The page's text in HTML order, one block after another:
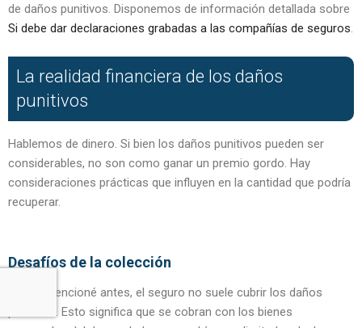
de daños punitivos. Disponemos de información detallada sobre
Si debe dar declaraciones grabadas a las compañías de seguros.
La realidad financiera de los daños
punitivos
Hablemos de dinero. Si bien los daños punitivos pueden ser
considerables, no son como ganar un premio gordo. Hay
consideraciones prácticas que influyen en la cantidad que podría
recuperar.
Desafíos de la colección
Como mencioné antes, el seguro no suele cubrir los daños
punitivos. Esto significa que se cobran con los bienes